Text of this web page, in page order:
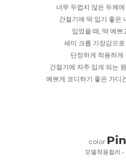
너무 두껍지 않은 두께
간절기에 딱 입기 좋은
입었을 때, 딱 예쁘
세미 크롭 기장감으
단정하게 착용하게
간절기에 자주 입게 되는
예쁘게 코디하기 좋은 가디
color
모델착용컬러 -